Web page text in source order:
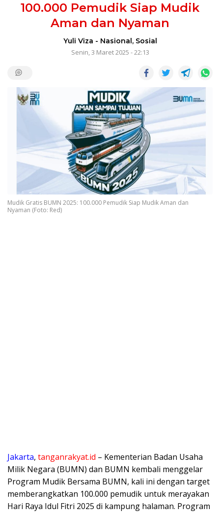
100.000 Pemudik Siap Mudik
Aman dan Nyaman
Yuli Viza - Nasional, Sosial
Senin, 3 Maret 2025 - 22:13
Mudik Gratis BUMN 2025: 100.000 Pemudik Siap Mudik Aman dan
Nyaman (Foto: Red)
Jakarta, tanganrakyat.id – Kementerian Badan Usaha
Milik Negara (BUMN) dan BUMN kembali menggelar
Program Mudik Bersama BUMN, kali ini dengan target
memberangkatkan 100.000 pemudik untuk merayakan
Hari Raya Idul Fitri 2025 di kampung halaman. Program